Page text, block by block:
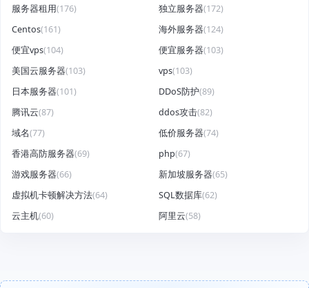
服务器租用(176) 独立服务器(172)
Centos(161) 海外服务器(124)
便宜vps(104) 便宜服务器(103)
美国云服务器(103) vps(103)
日本服务器(101) DDoS防护(89)
腾讯云(87) ddos攻击(82)
域名(77) 低价服务器(74)
香港高防服务器(69) php(67)
游戏服务器(66) 新加坡服务器(65)
虚拟机卡顿解决方法(64) SQL数据库(62)
云主机(60) 阿里云(58)